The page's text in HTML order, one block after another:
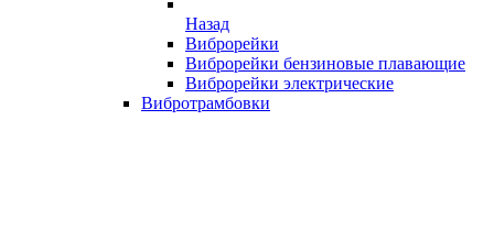
Назад
Виброрейки
Виброрейки бензиновые плавающие
Виброрейки электрические
Вибротрамбовки